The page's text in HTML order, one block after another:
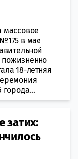
массовое
в мае
18-летняя
города...
затих: